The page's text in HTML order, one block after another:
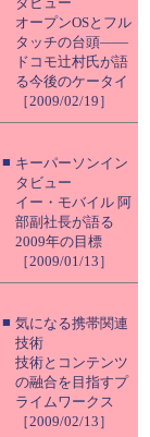
オープンOSとフル
タッチの台頭――
ドコモ辻村氏が語
る今後のケータイ
［2009/02/19］
■ キーパーソンイン
タビュー
イー・モバイル 阿
部副社長が語る
2009年の目標
［2009/01/13］
■ 気になる携帯関連
技術
技術とコンテンツ
の融合を目指すプ
ライムワークス
［2009/02/13］